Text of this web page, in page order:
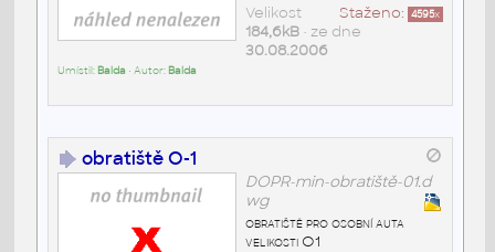
Staženo: 4595x
Velikost
184,6kB• ze dne
30.08.2006
Umístil: Balda • Autor: Balda
obratiště O-1
DOPR-min-obratiště-01.d
wg
obratiště pro osobní auta
velikosti O1